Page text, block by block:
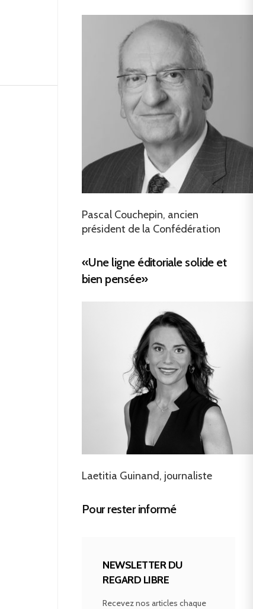
Pascal Couchepin, ancien
président de la Confédération
«Une ligne éditoriale solide et
bien pensée»
Laetitia Guinand, journaliste
Pour rester informé
NEWSLETTER DU
REGARD LIBRE
Recevez nos articles chaque